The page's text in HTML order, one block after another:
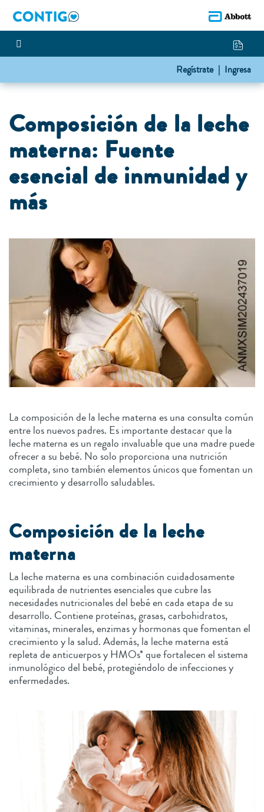
Regístrate | Ingresa
Composición de la leche
materna: Fuente
esencial de inmunidad y
más
La composición de la leche materna es una consulta común
entre los nuevos padres. Es importante destacar que la
leche materna es un regalo invaluable que una madre puede
ofrecer a su bebé. No solo proporciona una nutrición
completa, sino también elementos únicos que fomentan un
crecimiento y desarrollo saludables.
Composición de la leche
materna
La leche materna es una combinación cuidadosamente
equilibrada de nutrientes esenciales que cubre las
necesidades nutricionales del bebé en cada etapa de su
desarrollo. Contiene proteínas, grasas, carbohidratos,
vitaminas, minerales, enzimas y hormonas que fomentan el
crecimiento y la salud. Además, la leche materna está
repleta de anticuerpos y HMOs* que fortalecen el sistema
inmunológico del bebé, protegiéndolo de infecciones y
enfermedades.